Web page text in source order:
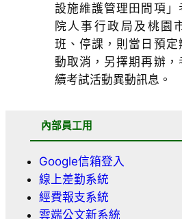
設施維護管理田間項」
院人事行政局及桃園
班、停課，則當日預定
動取消，另擇期再辦，
續考試活動異動訊息。
內部員工用
Google信箱登入
線上差勤系統
經費報支系統
雲端公文新系統